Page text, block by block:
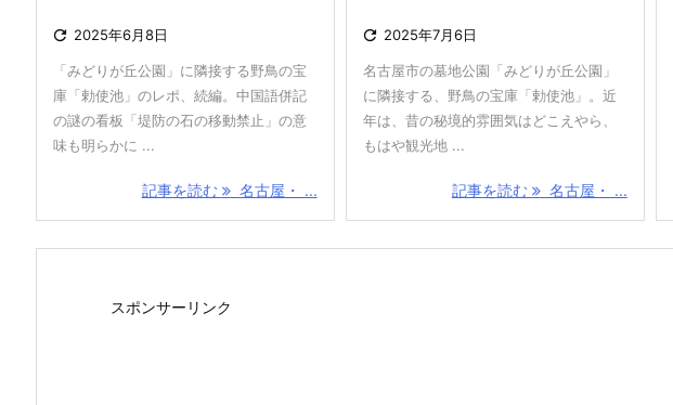
 2025年6月8日
「みどりが丘公園」に隣接する野鳥の宝
庫「勅使池」のレポ、続編。中国語併記
の謎の看板「堤防の石の移動禁止」の意
味も明らかに ...
記事を読む 名古屋・ ...
 2025年7月6日
名古屋市の墓地公園「みどりが丘公園」
に隣接する、野鳥の宝庫「勅使池」。近
年は、昔の秘境的雰囲気はどこえやら、
もはや観光地 ...
記事を読む 名古屋・ ...
スポンサーリンク